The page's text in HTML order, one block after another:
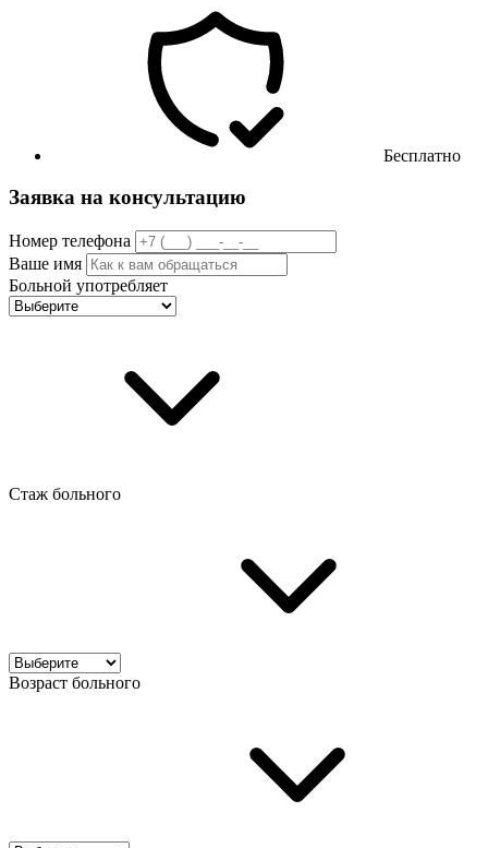
Бесплатно
Заявка на консультацию
Номер телефона
Ваше имя
Больной употребляет
Стаж больного
Возраст больного